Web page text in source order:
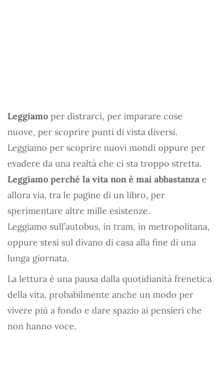
Leggiamo per distrarci, per imparare cose
nuove, per scoprire punti di vista diversi.
Leggiamo per scoprire nuovi mondi oppure per
evadere da una realtà che ci sta troppo stretta.
Leggiamo perché la vita non è mai abbastanza e
allora via, tra le pagine di un libro, per
sperimentare altre mille esistenze.
Leggiamo sull’autobus, in tram, in metropolitana,
oppure stesi sul divano di casa alla fine di una
lunga giornata.
La lettura è una pausa dalla quotidianità frenetica
della vita, probabilmente anche un modo per
vivere più a fondo e dare spazio ai pensieri che
non hanno voce.